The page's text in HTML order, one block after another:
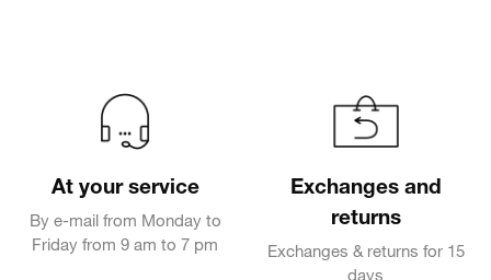
At your service
By e-mail from Monday to
Friday from 9 am to 7 pm
Exchanges and
returns
Exchanges & returns for 15